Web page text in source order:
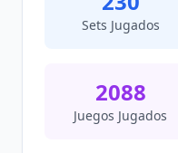
Sets Jugados
2088
Juegos Jugados